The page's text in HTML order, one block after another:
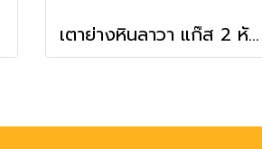
เตาย่างหินลาวา แก๊ส 2 หัวเตา หน้าเตากว้างพิเศษ